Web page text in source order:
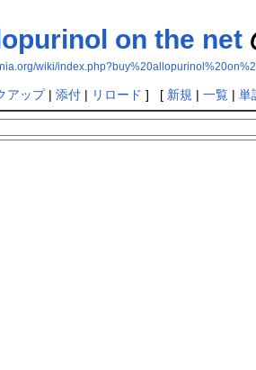
on the net
wiki/
アップ| 添付| リロード ] [ 新規 | 一覧| 単